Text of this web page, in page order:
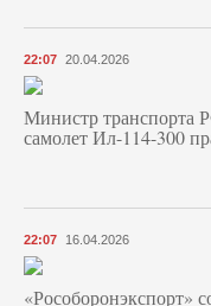
22:07 20.04.2026
Министр транспорта
самолет Ил-114-300
22:07 16.04.2026
«Рособоронэкспорт»